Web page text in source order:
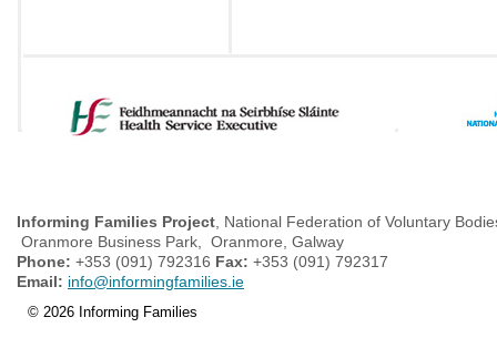
Informing Families Project , National Federation of Voluntary
Oranmore Business Park, Oranmore, Galway
Phone: +353 (091) 792316 Fax: +353 (091) 792317
Email: info@informingfamilies.ie
© 2026 Informing Families